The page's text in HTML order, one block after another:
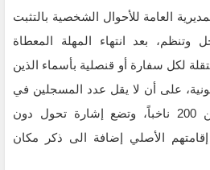
العامة للأحوال الشخصية بالتثبت
بعد انتهاء المهلة المعطاة
لكل سفارة أو قنصلية بأسماء الذين
على أن لا يقل عدد المسجلين في
المركز الانتخابي الواحد عن 200 ناخباً، وتضع إشارة تحول دون
الأصلي إضافة الى ذكر مكان